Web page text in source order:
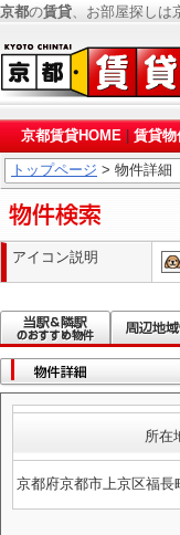
京都の賃貸、お部屋探しは
京都賃貸HOME 賃貸物
トップページ > 物件詳細
アイコン説明
所在
京都府京都市上京区福長